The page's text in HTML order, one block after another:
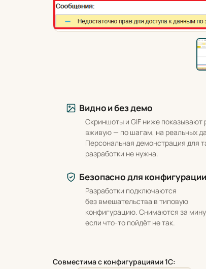
Что вы получаете
Видно и без демо
Скриншоты и GIF ниже показывают
вживую — по шагам, на реальных
Персональная демонстрация для
разработки не нужна.
Безопасно для конфигурации
Разработки подключаются
без вмешательства в типовую
конфигурацию. Снимаются за
если что-то пойдёт не так.
Совместима с конфигурациями 1С: